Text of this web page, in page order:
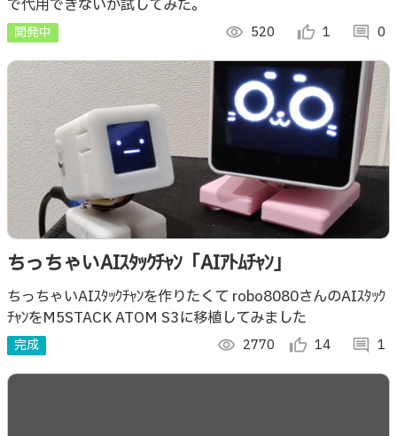
で代用できないか試してみた。
開発中 visibility 520 thumb_up_alt 1 comment 0
ちっちゃいAIｽﾀｯｸﾁｬﾝ「AIｱﾄﾑﾁｬﾝ」
ちっちゃいAIｽﾀｯｸﾁｬﾝを作りたくて robo8080さんのAIｽﾀｯｸ
ﾁｬﾝをM5STACK ATOM S3に移植してみました
完成 visibility 2770 thumb_up_alt 14 comment 1